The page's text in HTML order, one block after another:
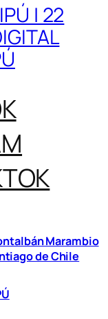
| 22
Marambio
de Chile